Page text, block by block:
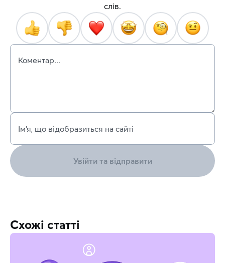
слів.
Коментар...
Ім’я, що відобразиться на сайті
Увійти та відправити
Схожі статті